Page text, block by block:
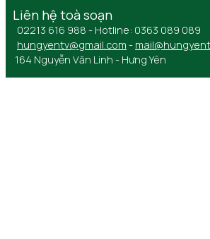
Liên hệ toà soạn
02213 616 988 - Hotline: 0363 089 089
hungyentv@gmail.com -
164 Nguyễn Văn Linh - Hưng Yên